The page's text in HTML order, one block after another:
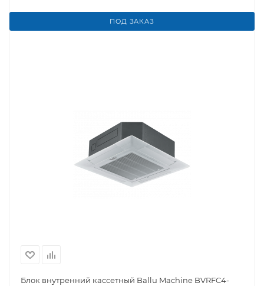
ПОД ЗАКАЗ
Блок внутренний кассетный Ballu Machine BVRFC4-